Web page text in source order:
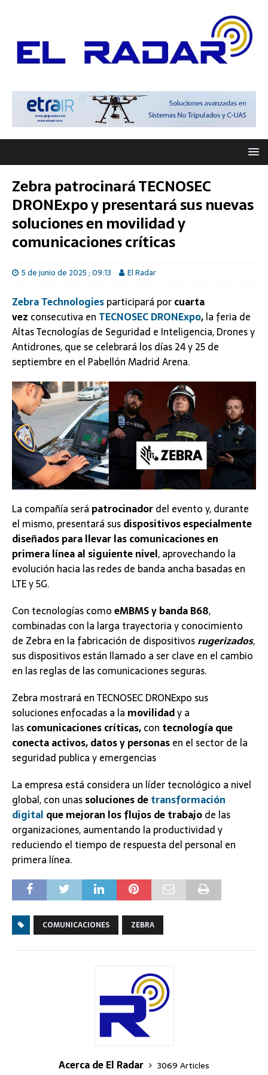
Zebra patrocinará TECNOSEC
DRONExpo y presentará sus nuevas
soluciones en movilidad y
comunicaciones críticas
5 de junio de 2025 ; 09:13 El Radar
Zebra Technologiesparticipará porcuarta
vez consecutiva en TECNOSECDRONExpo,la feria de
Altas Tecnologías de Seguridad e Inteligencia, Drones y
Antidrones, que se celebrará los días 24 y 25 de
septiembre en el Pabellón Madrid Arena.
La compañía será patrocinadordel evento y, durante
el mismo, presentará susdispositivos especialmente
diseñados para llevar las comunicaciones en
primera línea al siguiente nivel, aprovechando la
evolución hacia las redes de banda ancha basadas en
LTE y 5G.
Con tecnologías comoeMBMS y banda B68,
combinadas con la larga trayectoria y conocimiento
de Zebra en la fabricación de dispositivosrugerizados,
sus dispositivos están llamado a ser clave en el cambio
en las reglas de las comunicaciones seguras.
Zebra mostrará en TECNOSEC DRONExpo sus
soluciones enfocadas a la movilidady a
lascomunicaciones críticas,con tecnología que
conecta activos, datos y personasen el sector de la
seguridad publica y emergencias
La empresa está considera un líder tecnológico a nivel
global, con unassoluciones detransformación
digital que mejoran los flujos de trabajode las
organizaciones, aumentando la productividad y
reduciendo el tiempo de respuesta del personal en
primera línea.
COMUNICACIONES ZEBRA
Acerca de El Radar 3069 Articles